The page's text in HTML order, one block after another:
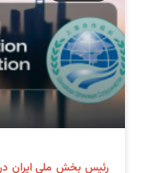
رئیس بخش ملی ایران